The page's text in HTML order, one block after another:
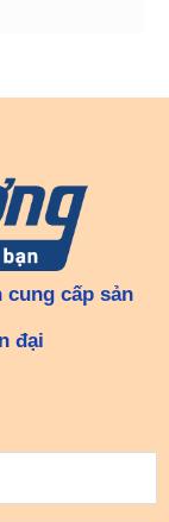
cung cấp sản
đại